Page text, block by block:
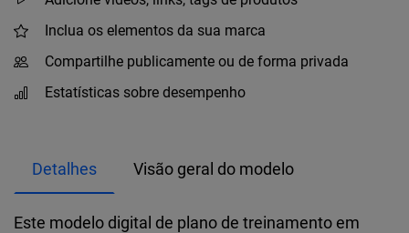
Inclua os elementos da sua marca
Compartilhe publicamente ou de forma privada
Estatísticas sobre desempenho
Detalhes Visão geral do modelo
Este modelo digital de plano de treinamento em